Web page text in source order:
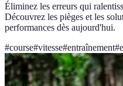
Éliminez les erreurs qui
Découvrez les pièges et les
performances dès aujourd'hui.
#course#vitesse#entraînement#